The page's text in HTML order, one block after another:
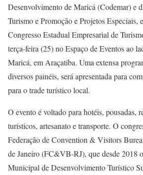
Desenvolvimento de Maricá (Codemar) e
Turismo e Promoção e Projetos Especiais,
Congresso Estadual Empresarial de
terça-feira (25) no Espaço de Eventos ao
Maricá, em Araçatiba. Uma extensa
diversos painéis, será apresentada para
para o trade turístico local.
O evento é voltado para hotéis, pousadas,
turísticos, artesanato e transporte. O
Federação de Convention & Visitors
de Janeiro (FC&VB-RJ), que desde 2018
Municipal de Desenvolvimento Turístico